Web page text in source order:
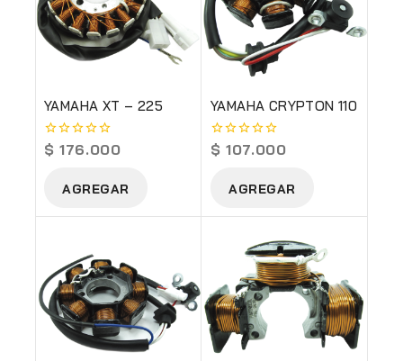
YAMAHA XT – 225
0
out
$ 176.000
AGREGAR
YAMAHA CRYPTON 110
0
out
$ 107.000
AGREGAR